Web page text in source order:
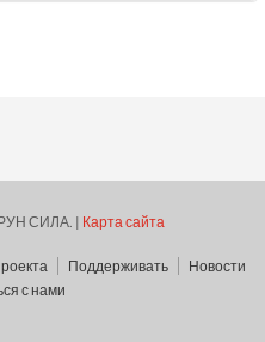
СИЛА. | Карта сайта
Поддерживать
Новости
с нами